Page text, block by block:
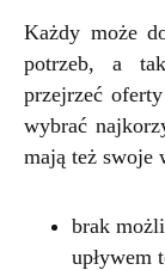
Każdy może
potrzeb, a
przejrzeć
wybrać
mają też swoje
brak
upływem